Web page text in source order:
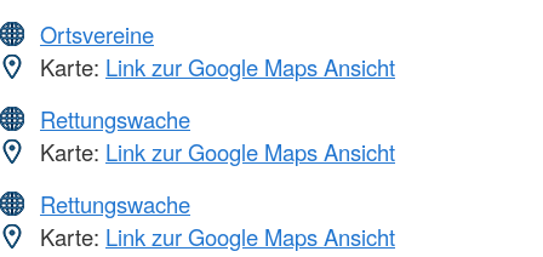
Ortsvereine
Karte: Link zur Google Maps Ansicht
Rettungswache
Karte: Link zur Google Maps Ansicht
Rettungswache
Karte: Link zur Google Maps Ansicht